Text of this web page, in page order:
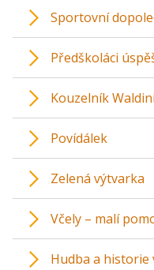
Sportovní
Předškoláci
Kouzelník
Povídálek
Zelená výtvarka
Včely – malí
Hudba a historie